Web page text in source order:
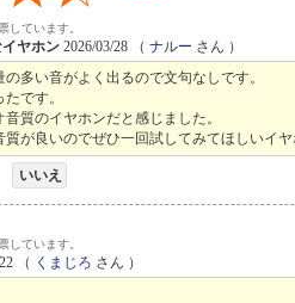
しています。
ヤホン 2026/03/28 （ナルー さん ）
多い音がよく出るので文句なしです。
です。
質のイヤホンだと感じました。
が良いのでぜひ一回試してみてほしいイヤ
いいえ
しています。
（ くまじろ さん ）